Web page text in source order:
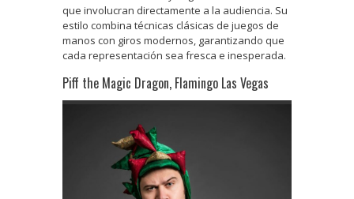
que involucran directamente a la audiencia. Su
estilo combina técnicas clásicas de juegos de
manos con giros modernos, garantizando que
cada representación sea fresca e inesperada.
Piff the Magic Dragon, Flamingo Las Vegas